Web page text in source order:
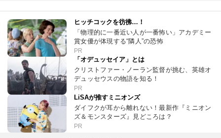
ヒッチコックを彷彿…！
「物理的に一番近い人が一番怖い」アカデミー
賞女優が体現する“隣人”の恐怖
PR
「オデュッセイア」とは
クリストファー・ノーラン監督が挑む、英雄オ
デュッセウスの物語を知る！
PR
LiSAが推すミニオンズ
ダイフクが耳から離れない！最新作『ミニオン
ズ＆モンスターズ』見どころは？
PR